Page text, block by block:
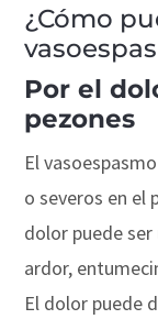
¿Cómo
Por el
pezones
El
o severos en el
dolor puede ser
ardor,
El dolor puede